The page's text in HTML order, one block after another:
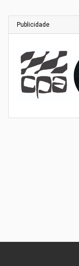
Publicidade